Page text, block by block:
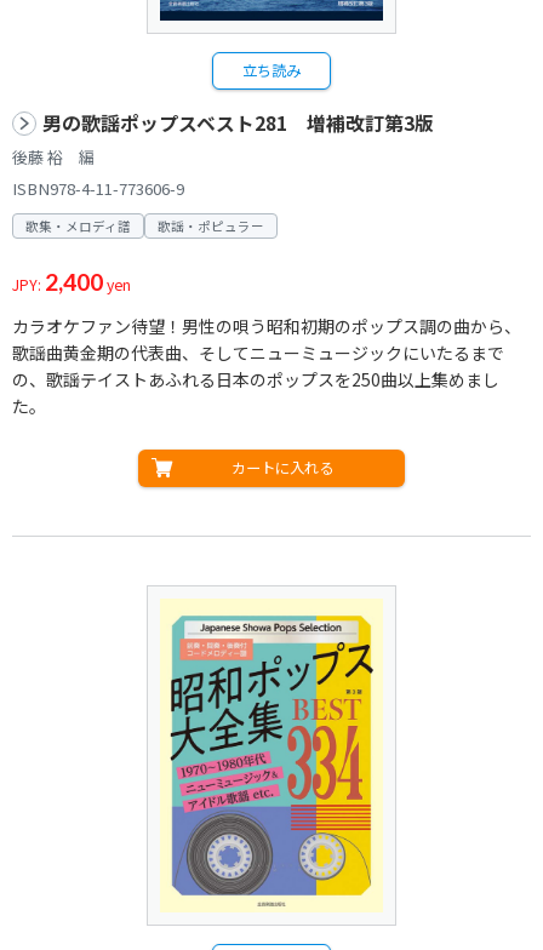
立ち読み
男の歌謡ポップスベスト281 増補改訂第3版
後藤 裕 編
ISBN978-4-11-773606-9
歌集・メロディ譜 歌謡・ポピュラー
JPY: 2,400yen
カラオケファン待望！男性の唄う昭和初期のポップス調の曲から、
歌謡曲黄金期の代表曲、そしてニューミュージックにいたるまで
の、歌謡テイストあふれる日本のポップスを250曲以上集めまし
た。
カートに入れる